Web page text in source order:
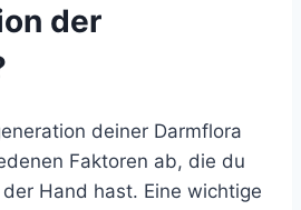
der
deiner Darmflora
Faktoren ab, die du
Hand hast. Eine wichtige